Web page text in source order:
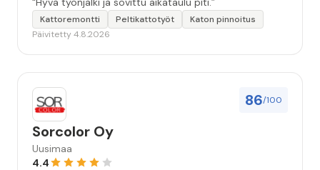
Kattoremontti Peltikattotyöt
Katon pinnoitus
Päivitetty 4.8.2026
86/100
Sorcolor Oy
Uusimaa
4.4